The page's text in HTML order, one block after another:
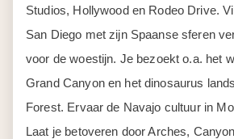
Studios, Hollywood en Rodeo Drive.
San Diego met zijn Spaanse sferen
voor de woestijn. Je bezoekt o.a. het
Grand Canyon en het dinosaurus
Forest. Ervaar de Navajo cultuur in
Laat je betoveren door Arches,